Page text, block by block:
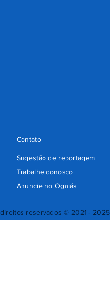
reservados © 2021 - 2025
Sugestão de reportagem
Trabalhe conosco
Anuncie no Ogoiás
Contato